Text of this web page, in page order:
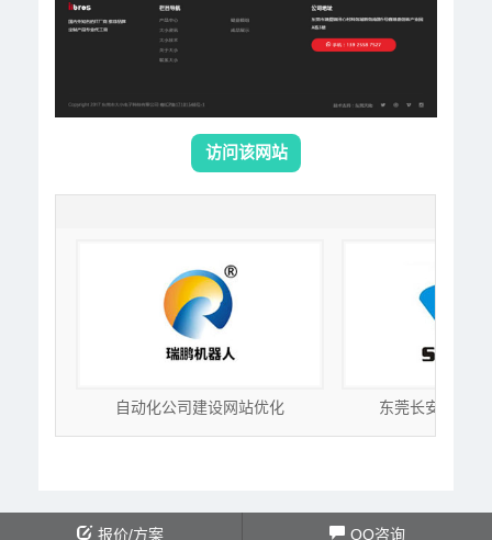
访问该网站
自动化公司建设网站优化 东莞长安优化建
报价/方案 QQ咨询